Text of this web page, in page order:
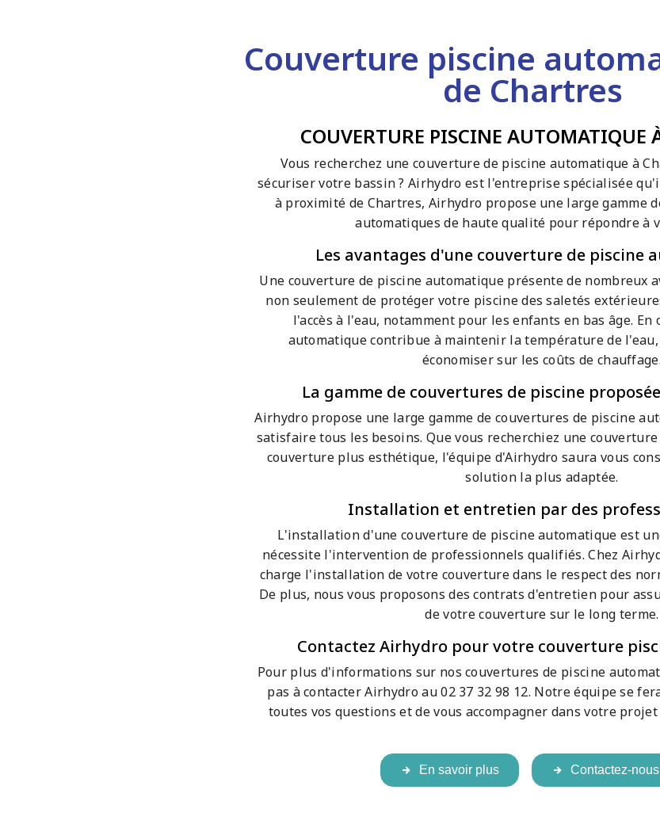
Couverture piscine
de Chartres
COUVERTURE PISCINE AUTOMATIQUE
Vous recherchez une couverture de piscine automatique à
sécuriser votre bassin ? Airhydro est l'entreprise spécialisée
à proximité de Chartres, Airhydro propose une large gamme
automatiques de haute qualité pour répondre à
Les avantages d'une couverture de piscine
Une couverture de piscine automatique présente de nombreux
non seulement de protéger votre piscine des saletés
l'accès à l'eau, notamment pour les enfants en bas âge.
automatique contribue à maintenir la température de
économiser sur les coûts de chauffage.
La gamme de couvertures de piscine
Airhydro propose une large gamme de couvertures de piscine
satisfaire tous les besoins. Que vous recherchiez une
couverture plus esthétique, l'équipe d'Airhydro saura vous
solution la plus adaptée.
Installation et entretien par des
L'installation d'une couverture de piscine automatique est
nécessite l'intervention de professionnels qualifiés. Chez
charge l'installation de votre couverture dans le respect des
De plus, nous vous proposons des contrats d'entretien pour
de votre couverture sur le long terme.
Contactez Airhydro pour votre couverture
Pour plus d'informations sur nos couvertures de piscine
pas à contacter Airhydro au 02 37 32 98 12. Notre équipe se
toutes vos questions et de vous accompagner dans votre
En savoir plus Contactez-nous